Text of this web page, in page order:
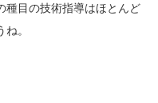
種目の技術指導はほとんど
。